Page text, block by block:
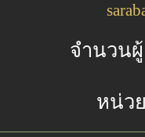
จำนวน
หน่ว